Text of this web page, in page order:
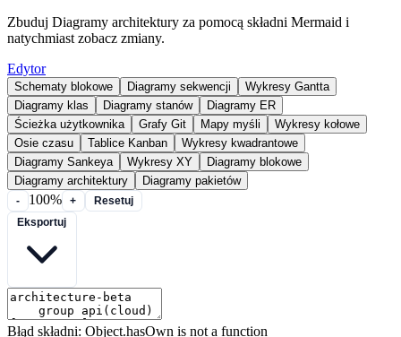
Zbuduj Diagramy architektury za pomocą składni Mermaid i
natychmiast zobacz zmiany.
Edytor
Schematy blokowe Diagramy sekwencji
Wykresy Gantta
Diagramy klas
Diagramy stanów
Diagramy ER
Ścieżka użytkownika
Grafy Git Mapy myśli
Wykresy kołowe
Osie czasu
Tablice Kanban
Wykresy kwadrantowe
Diagramy Sankeya
Wykresy XY
Diagramy blokowe
Diagramy architektury
Diagramy pakietów
- 100% +
Resetuj
Błąd składni: Object.hasOwn is not a function